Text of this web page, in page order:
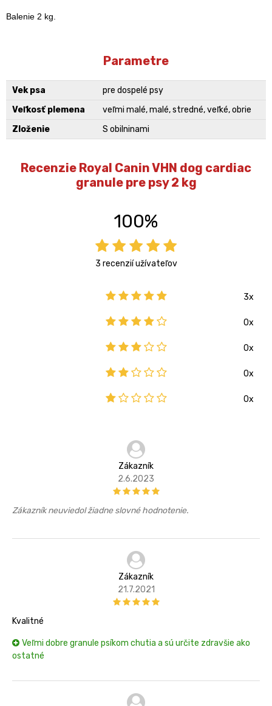
Balenie 2 kg.
Parametre
Vek psa
pre dospelé psy
Veľkosť plemena
veľmi malé, malé, stredné, veľké, obrie
Zloženie
S obilninami
Recenzie Royal Canin VHN dog cardiac
granule pre psy 2 kg
100%
3 recenzií užívateľov
3x
0x
0x
0x
0x
Zákazník
2.6.2023
Zákazník neuviedol žiadne slovné hodnotenie.
Zákazník
21.7.2021
Kvalitné
Veľmi dobre granule psíkom chutia a sú určite zdravšie ako
ostatné